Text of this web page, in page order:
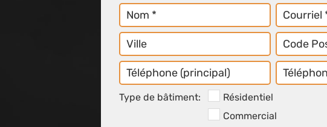
Nom Courriel
Ville
Code
Postal
Téléphone
Principal
Téléphone
Secondaire
Type de bâtiment:
Résidentiel
Commercial